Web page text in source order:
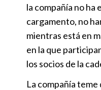
la compañía no ha
cargamento, no
mientras está en
en la que
los socios de la
La compañía